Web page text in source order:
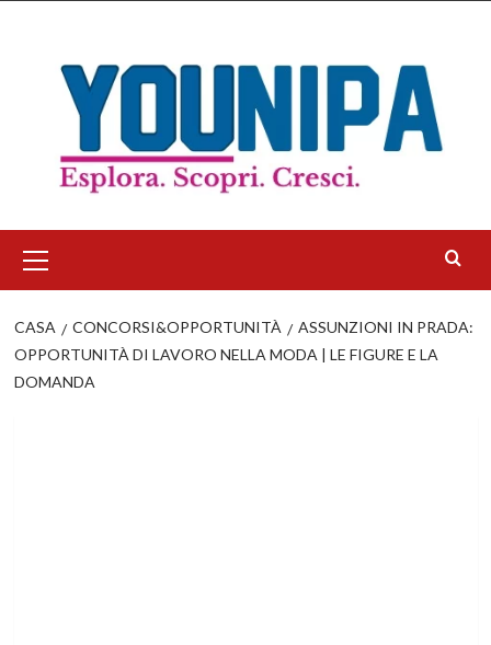
contenuto
principale
CASA CONCORSI&OPPORTUNITÀ
ASSUNZIONI IN PRADA:
OPPORTUNITÀ DI LAVORO NELLA MODA | LE FIGURE E LA
DOMANDA